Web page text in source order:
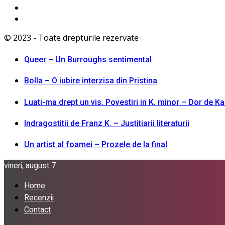
© 2023 - Toate drepturile rezervate
Queer – Un Burroughs sentimental
Bolla – O iubire interzisa din Pristina
Luati-ma drept un vis. Povestiri in K. minor – Dor de
Indragostitii de Franz K. – Justitiarii literaturii
Un artist al foamei – Prozele de la final
vineri, august 7
Home
Recenzii
Contact